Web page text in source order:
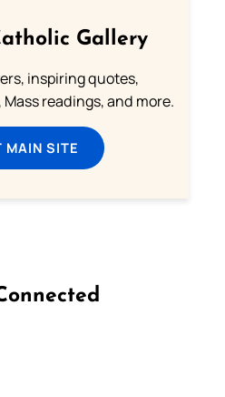
Gallery
inspiring quotes,
readings, and more.
MAIN SITE